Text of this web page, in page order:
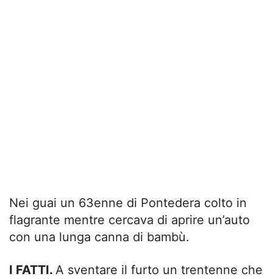
Nei guai un 63enne di Pontedera colto in
flagrante mentre cercava di aprire un’auto
con una lunga canna di bambù.
I FATTI. A sventare il furto un trentenne che